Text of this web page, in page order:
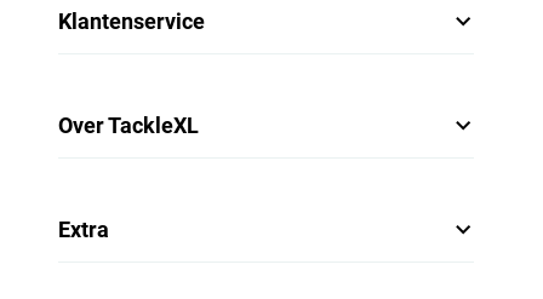
Klantenservice
Over TackleXL
Extra